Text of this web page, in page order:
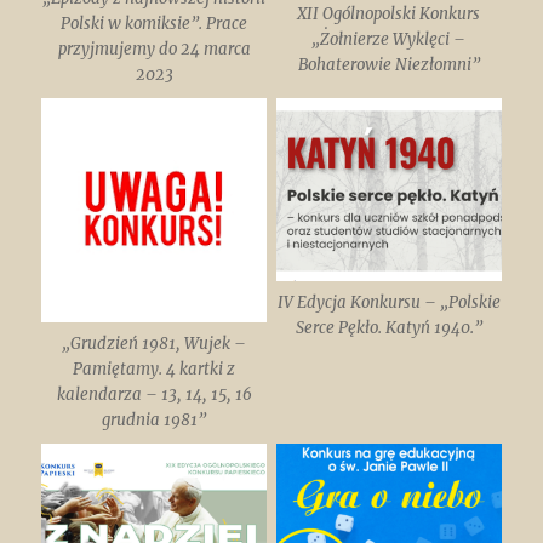
Polski w komiksie”. Prace
przyjmujemy do 24 marca
2023
XII Ogólnopolski Konkurs
„Żołnierze Wyklęci –
Bohaterowie Niezłomni”
„Grudzień 1981, Wujek –
Pamiętamy. 4 kartki z
kalendarza – 13, 14, 15, 16
grudnia 1981”
IV Edycja Konkursu – „Polskie
Serce Pękło. Katyń 1940.”